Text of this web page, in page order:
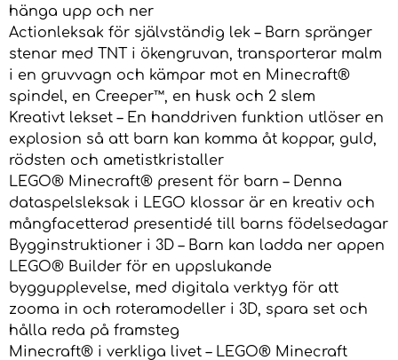
hänga upp och ner
Actionleksak för självständig lek – Barn spränger
stenar med TNT i ökengruvan, transporterar malm
i en gruvvagn och kämpar mot en Minecraft®
spindel, en Creeper™, en husk och 2 slem
Kreativt lekset – En handdriven funktion utlöser en
explosion så att barn kan komma åt koppar, guld,
rödsten och ametistkristaller
LEGO® Minecraft® present för barn – Denna
dataspelsleksak i LEGO klossar är en kreativ och
mångfacetterad presentidé till barns födelsedagar
Bygginstruktioner i 3D – Barn kan ladda ner appen
LEGO® Builder för en uppslukande
byggupplevelse, med digitala verktyg för att
zooma in och roteramodeller i 3D, spara set och
hålla reda på framsteg
Minecraft® i verkliga livet – LEGO® Minecraft